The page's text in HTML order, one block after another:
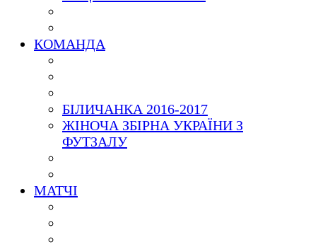
КОМАНДА
БІЛИЧАНКА 2016-2017
ЖІНОЧА ЗБІРНА УКРАЇНИ З
ФУТЗАЛУ
МАТЧІ